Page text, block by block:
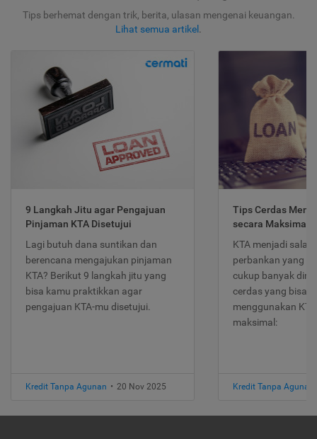
Tips berhemat dengan trik, berita, ulasan mengenai keuangan.
Lihat semua artikel .
9 Langkah Jitu agar Pengajuan
Pinjaman KTA Disetujui
Lagi butuh dana suntikan dan
berencana mengajukan pinjaman
KTA? Berikut 9 langkah jitu yang
bisa kamu praktikkan agar
pengajuan KTA-mu disetujui.
Kredit Tanpa Agunan • 20 Nov 2025
Tips Cerdas
secara Maksimal
KTA menjadi
perbankan yang
cukup banyak
cerdas yang bisa
menggunakan
maksimal:
Kredit Tanpa Agunan